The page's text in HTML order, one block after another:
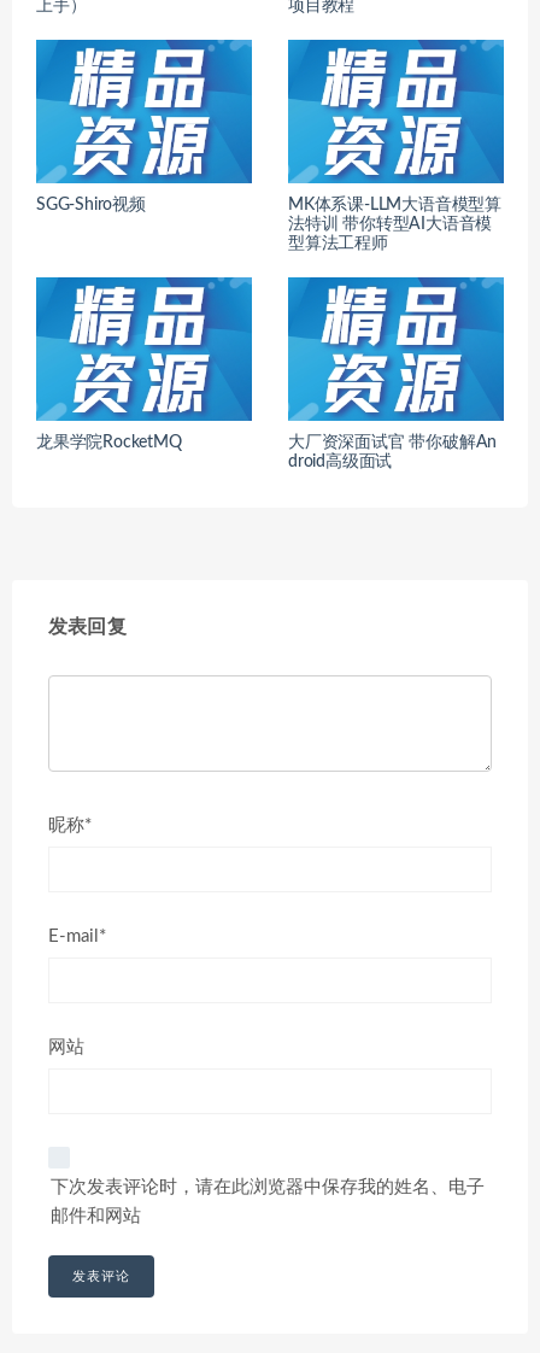
上手） 项目教程
SGG-Shiro视频
MK体系课-LLM大语音模型算
法特训 带你转型AI大语音模
型算法工程师
龙果学院RocketMQ
大厂资深面试官 带你破解An
droid高级面试
发表回复
昵称*
E-mail*
网站
下次发表评论时，请在此浏览器中保存我的姓名、电子
邮件和网站